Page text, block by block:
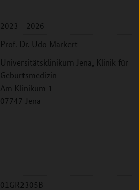
2023 - 2026
Prof. Dr. Udo Markert
Universitätsklinikum Jena, Klinik für
Geburtsmedizin
Am Klinikum 1
07747 Jena
01GR2305B